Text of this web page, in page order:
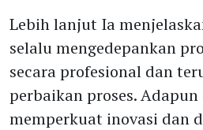
Lebih lanjut Ia
selalu mengedepankan
secara profesional dan
perbaikan proses.
memperkuat inovasi dan